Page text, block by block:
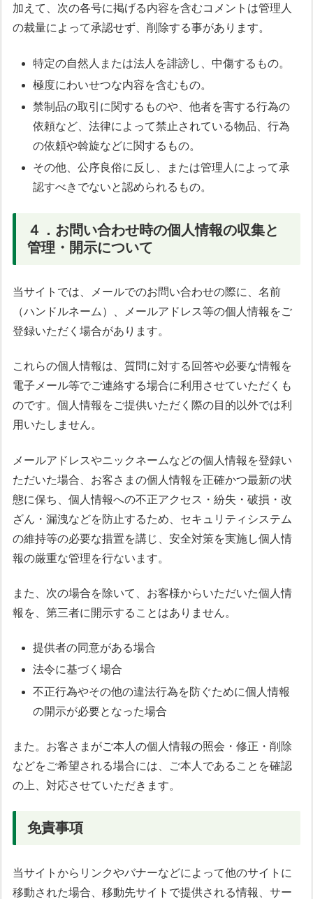
加えて、次の各号に掲げる内容を含むコメントは管理人
の裁量によって承認せず、削除する事があります。
特定の自然人または法人を誹謗し、中傷するもの。
極度にわいせつな内容を含むもの。
禁制品の取引に関するものや、他者を害する行為の
依頼など、法律によって禁止されている物品、行為
の依頼や斡旋などに関するもの。
その他、公序良俗に反し、または管理人によって承
認すべきでないと認められるもの。
４．お問い合わせ時の個人情報の収集と
管理・開示について
当サイトでは、メールでのお問い合わせの際に、名前
（ハンドルネーム）、メールアドレス等の個人情報をご
登録いただく場合があります。
これらの個人情報は、質問に対する回答や必要な情報を
電子メール等でご連絡する場合に利用させていただくも
のです。個人情報をご提供いただく際の目的以外では利
用いたしません。
メールアドレスやニックネームなどの個人情報を登録い
ただいた場合、お客さまの個人情報を正確かつ最新の状
態に保ち、個人情報への不正アクセス・紛失・破損・改
ざん・漏洩などを防止するため、セキュリティシステム
の維持等の必要な措置を講じ、安全対策を実施し個人情
報の厳重な管理を行ないます。
また、次の場合を除いて、お客様からいただいた個人情
報を、第三者に開示することはありません。
提供者の同意がある場合
法令に基づく場合
不正行為やその他の違法行為を防ぐために個人情報
の開示が必要となった場合
また。お客さまがご本人の個人情報の照会・修正・削除
などをご希望される場合には、ご本人であることを確認
の上、対応させていただきます。
免責事項
当サイトからリンクやバナーなどによって他のサイトに
移動された場合、移動先サイトで提供される情報、サー